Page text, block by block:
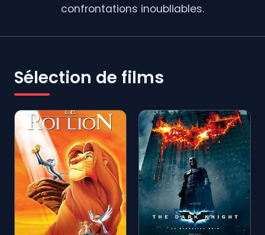
confrontations inoubliables.
Sélection de films